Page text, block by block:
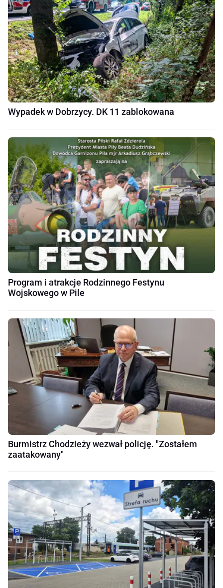
Wypadek w Dobrzycy. DK 11 zablokowana
Program i atrakcje Rodzinnego Festynu
Wojskowego w Pile
Burmistrz Chodzieży wezwał policję. "Zostałem
zaatakowany"